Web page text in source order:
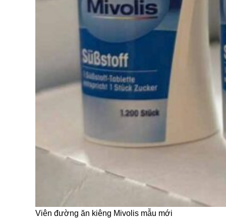
Viên đường ăn kiêng Mivolis mẫu mới